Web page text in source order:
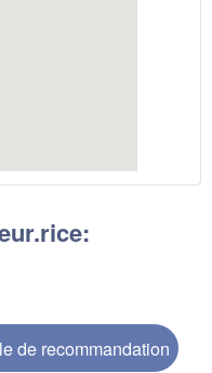
de recommandation